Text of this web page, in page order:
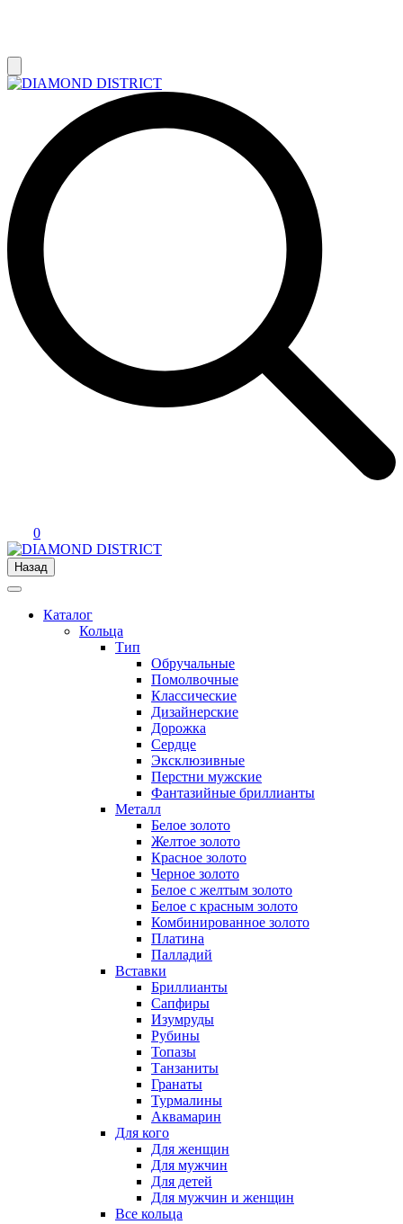
0
Назад
Каталог
Кольца
Тип
Обручальные
Помолвочные
Классические
Дизайнерские
Дорожка
Сердце
Эксклюзивные
Перстни мужские
Фантазийные бриллианты
Металл
Белое золото
Желтое золото
Красное золото
Черное золото
Белое с желтым золото
Белое с красным золото
Комбинированное золото
Платина
Палладий
Вставки
Бриллианты
Сапфиры
Изумруды
Рубины
Топазы
Танзаниты
Гранаты
Турмалины
Аквамарин
Для кого
Для женщин
Для мужчин
Для детей
Для мужчин и женщин
Все кольца